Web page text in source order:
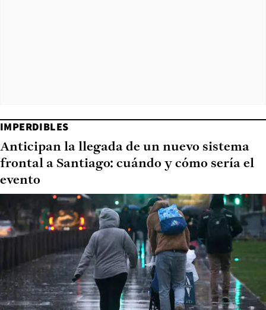
IMPERDIBLES
Anticipan la llegada de un nuevo sistema
frontal a Santiago: cuándo y cómo sería el
evento